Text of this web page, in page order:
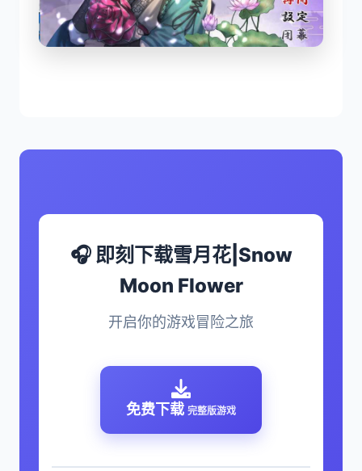
🎧 即刻下载雪月花|Snow
Moon Flower
开启你的游戏冒险之旅
免费下载 完整版游戏